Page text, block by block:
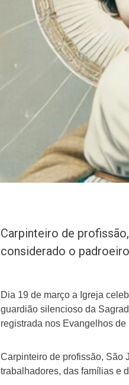
Carpinteiro de
considerado o
Dia 19 de março a Igreja
guardião silencioso da
registrada nos Evangelhos
Carpinteiro de profissão, São
trabalhadores, das famílias e